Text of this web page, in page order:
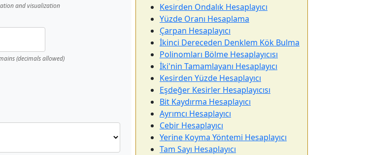
and visualization
(decimals allowed)
Kesirden Ondalık Hesaplayıcı
Yüzde Oranı Hesaplama
Çarpan Hesaplayıcı
İkinci Dereceden Denklem Kök Bulma
Polinomları Bölme Hesaplayıcısı
İki'nin Tamamlayanı Hesaplayıcı
Kesirden Yüzde Hesaplayıcı
Eşdeğer Kesirler Hesaplayıcısı
Bit Kaydırma Hesaplayıcı
Ayrımcı Hesaplayıcı
Cebir Hesaplayıcı
Yerine Koyma Yöntemi Hesaplayıcı
Tam Sayı Hesaplayıcı